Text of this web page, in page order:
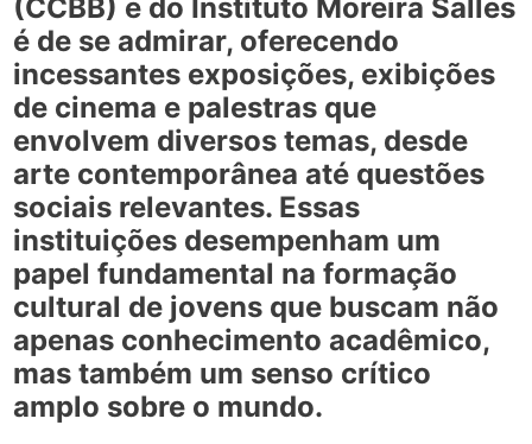
(CCBB) e do Instituto Moreira Salles
é de se admirar, oferecendo
incessantes exposições, exibições
de cinema e palestras que
envolvem diversos temas, desde
arte contemporânea até questões
sociais relevantes. Essas
instituições desempenham um
papel fundamental na formação
cultural de jovens que buscam não
apenas conhecimento acadêmico,
mas também um senso crítico
amplo sobre o mundo.